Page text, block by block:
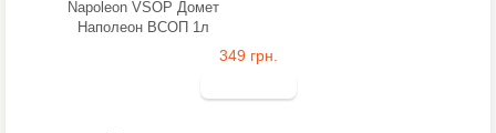
Napoleon VSOP Домет
Наполеон ВСОП 1л
349 грн.